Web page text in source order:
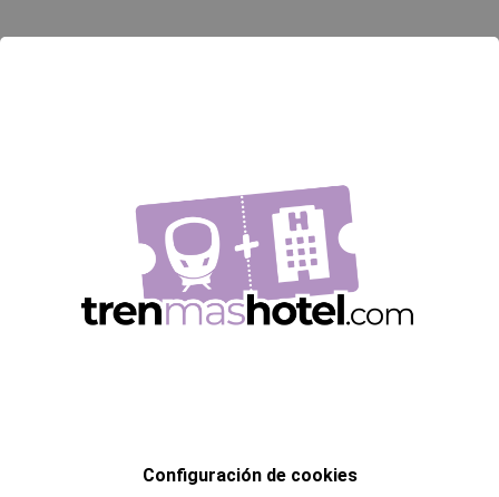
22:48
Datos importantes sobre el AVE desde Madrid
a Castellón
Estación de destino: Castellón de la Plana
Configuración de cookies